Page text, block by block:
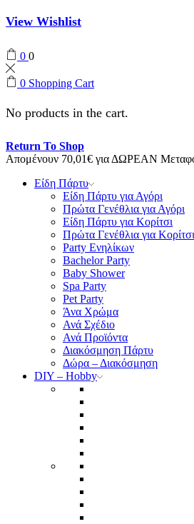
View Wishlist
0 0
0 Shopping Cart
No products in the cart.
Return To Shop
Απομένουν 70,01€ για ΔΩΡΕΑΝ
Είδη Πάρτυ
Είδη Πάρτυ για Αγόρι
Πρώτα Γενέθλια για Αγόρι
Είδη Πάρτυ για Κορίτσι
Πρώτα Γενέθλια για Κορίτσι
Party Ενηλίκων
Bachelor Party
Baby Shower
Spa Party
Pet Party
Άνα Χρώμα
Ανά Σχέδιο
Ανά Προϊόντα
Διακόσμηση Πάρτυ
Δώρα – Διακόσμηση
DIY – Hobby